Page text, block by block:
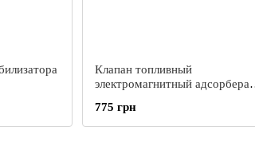
Клапан топливный
электромагнитный адсорбера
775 грн